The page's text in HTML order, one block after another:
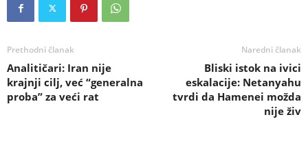
Prethodni članak
Analitičari: Iran nije
krajnji cilj, već “generalna
proba” za veći rat
Naredni članak
Bliski istok na ivici
eskalacije: Netanyahu
tvrdi da Hamenei možda
nije živ